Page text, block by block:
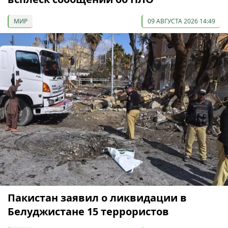
МИР 09 АВГУСТА 2026 14:49
Пакистан заявил о ликвидации в
Белуджистане 15 террористов